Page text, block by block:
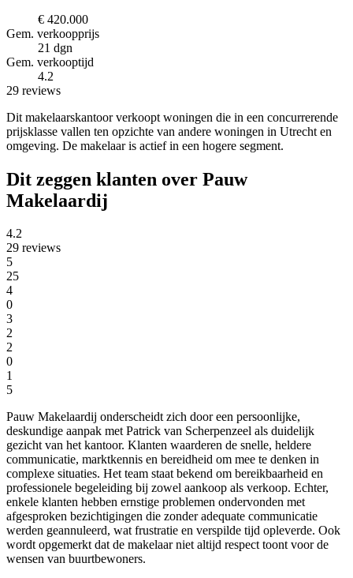
€ 420.000
Gem. verkoopprijs
21 dgn
Gem. verkooptijd
4.2
29 reviews
Dit makelaarskantoor verkoopt woningen die in een concurrerende
prijsklasse vallen ten opzichte van andere woningen in Utrecht en
omgeving. De makelaar is actief in een hogere segment.
Dit zeggen klanten over Pauw
Makelaardij
4.2
29 reviews
5
25
4
0
3
2
2
0
1
5
Pauw Makelaardij onderscheidt zich door een persoonlijke,
deskundige aanpak met Patrick van Scherpenzeel als duidelijk
gezicht van het kantoor. Klanten waarderen de snelle, heldere
communicatie, marktkennis en bereidheid om mee te denken in
complexe situaties. Het team staat bekend om bereikbaarheid en
professionele begeleiding bij zowel aankoop als verkoop. Echter,
enkele klanten hebben ernstige problemen ondervonden met
afgesproken bezichtigingen die zonder adequate communicatie
werden geannuleerd, wat frustratie en verspilde tijd opleverde. Ook
wordt opgemerkt dat de makelaar niet altijd respect toont voor de
wensen van buurtbewoners.